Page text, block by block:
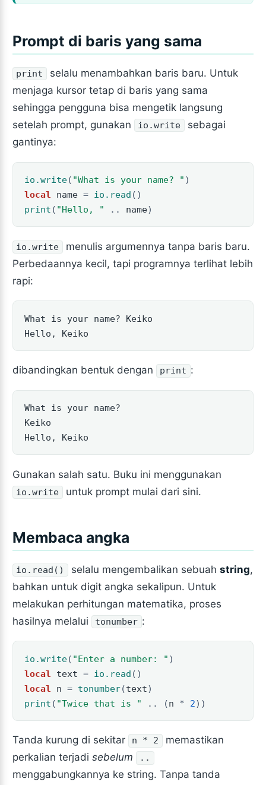
Prompt di baris yang sama
print
selalu menambahkan baris baru. Untuk
menjaga kursor tetap di baris yang sama
sehingga pengguna bisa mengetik langsung
setelah prompt, gunakan
io.write
sebagai
gantinya:
io.write( "What is your name? " )
local
name = io.read ()
print ( "Hello, " .. name)
io.write
menulis argumennya tanpa baris baru.
Perbedaannya kecil, tapi programnya terlihat lebih
rapi:
What is your name? Keiko
Hello, Keiko
dibandingkan bentuk dengan print :
What is your name?
Keiko
Hello, Keiko
Gunakan salah satu. Buku ini menggunakan
io.write untuk prompt mulai dari sini.
Membaca angka
io.read() selalu mengembalikan sebuah string,
bahkan untuk digit angka sekalipun. Untuk
melakukan perhitungan matematika, proses
hasilnya melalui
tonumber :
io.write( "Enter a number: " )
local
text = io.read ()
local
n = tonumber(text)
print ( "Twice that is " .. (n * 2))
Tanda kurung di sekitar n * 2
memastikan
perkalian terjadisebelum ..
menggabungkannya ke string. Tanpa tanda